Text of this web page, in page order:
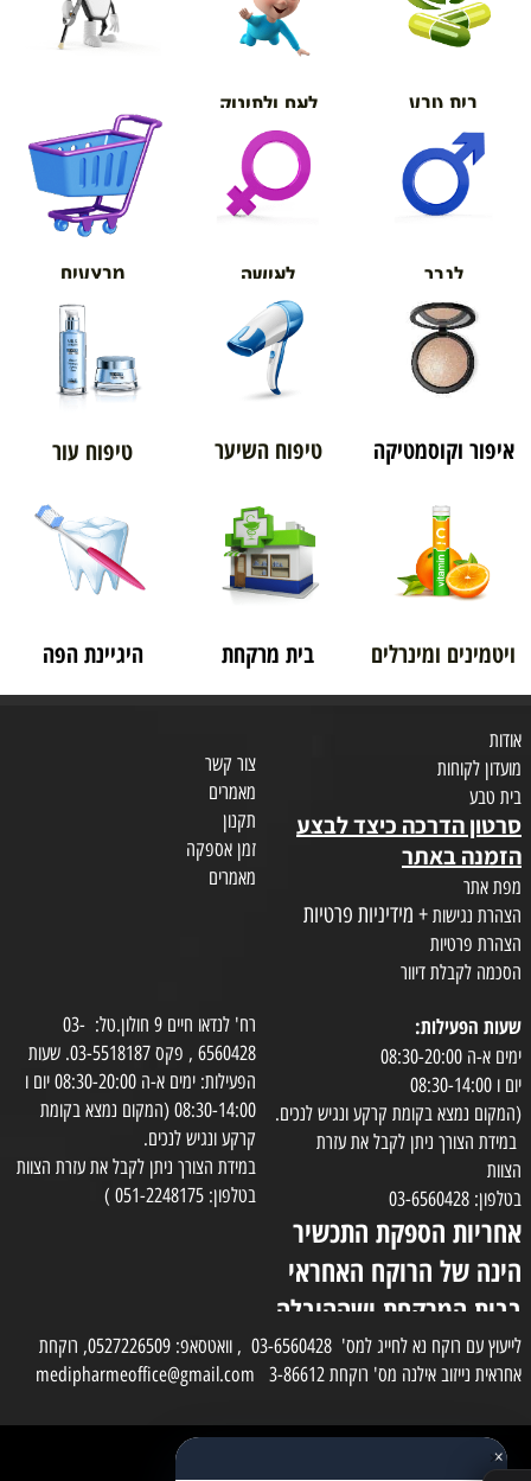
בית טבע לאם ולתינוק
אורטופדיה
לגבר לאישה מבצעים
איפור וקוסמטיקה טיפוח השיער טיפוח עור
ויטמינים ומינרלים בית מרקחת היגיינת הפה
אודות
מועדון לקוחות
בית טבע
סרטון הדרכה כיצד לבצע
הזמנה באתר
מפת אתר
הצהרת נגישות + מידיניות פרטיות
הצהרת פרטיות
הסכמה לקבלת דיוור
צור קשר
מאמרים
תקנון
זמן אספקה
מאמרים
שעות הפעילות:
ימים א-ה 08:30-20:00
יום ו 08:30-14:00
(המקום נמצא בקומת קרקע ונגיש לנכים.
במידת הצורך ניתן לקבל את עזרת
הצוות
בטלפון: 03-6560428
אחריות הספקת התכשיר
הינה של הרוקח האחראי
בבית המרקחת ושההובלה
בפועל תעשה בעזרת
השליח
רח' לנדאו חיים 9 חולון.טל: 03-
6560428 , פקס 03-5518187. שעות
הפעילות: ימים א-ה 08:30-20:00 יום ו
08:30-14:00 (המקום נמצא בקומת
קרקע ונגיש לנכים.
במידת הצורך ניתן לקבל את עזרת הצוות
בטלפון: 051-2248175 )
לייעוץ עם רוקח נא לחייג למס' 03-6560428 , וואטסאפ: 0527226509, רוקחת
אחראית נייזוב אילנה מס' רוקחת 3-86612 medipharmeoffice@gmail.com
✕×